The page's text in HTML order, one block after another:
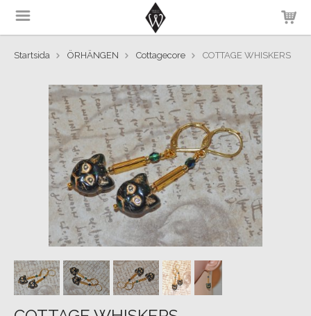
Startsida ÖRHÄNGEN Cottagecore COTTAGE WHISKERS